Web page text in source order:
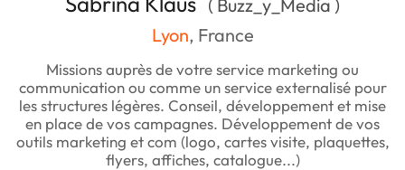
( Buzz_y_Media )
Lyon, France
Missions auprès de votre service marketing ou
communication ou comme un service externalisé pour
les structures légères. Conseil, développement et mise
en place de vos campagnes. Développement de vos
outils marketing et com (logo, cartes visite, plaquettes,
flyers, affiches, catalogue...)